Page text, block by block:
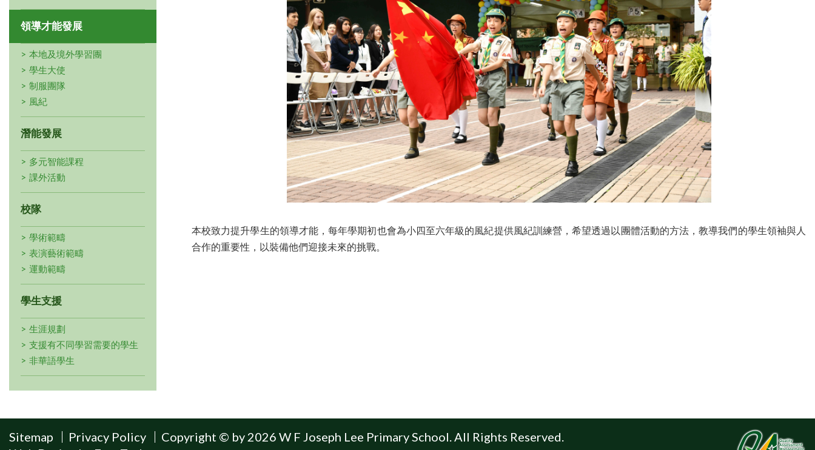
領導才能發展
本地及境外學習團
學生大使
制服團隊
風紀
潛能發展
多元智能課程
課外活動
校隊
學術範疇
表演藝術範疇
運動範疇
學生支援
生涯規劃
支援有不同學習需要的學生
非華語學生
本校致力提升學生的領導才能，每年學期初也會為小四至六年級的風紀提供風紀訓練營，希望透過以團體活動的方法，教導我們的學生領袖與人
合作的重要性，以裝備他們迎接未來的挑戰。
Sitemap Privacy Policy
Copyright © by 2026 W F Joseph Lee Primary School. All Rights Reserved.